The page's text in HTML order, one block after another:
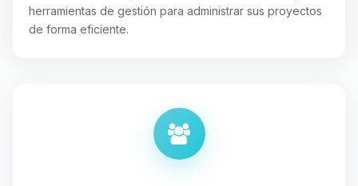
herramientas de gestión para administrar sus proyectos
de forma eficiente.